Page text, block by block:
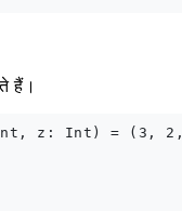
हैं।
z: Int) = (3,